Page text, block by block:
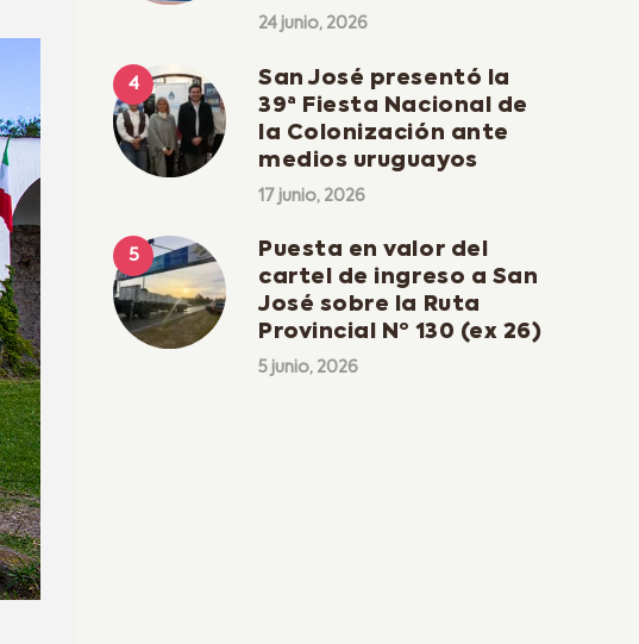
24 junio, 2026
San José presentó la
39ª Fiesta Nacional de
la Colonización ante
medios uruguayos
17 junio, 2026
Puesta en valor del
cartel de ingreso a San
José sobre la Ruta
Provincial Nº 130 (ex 26)
5 junio, 2026